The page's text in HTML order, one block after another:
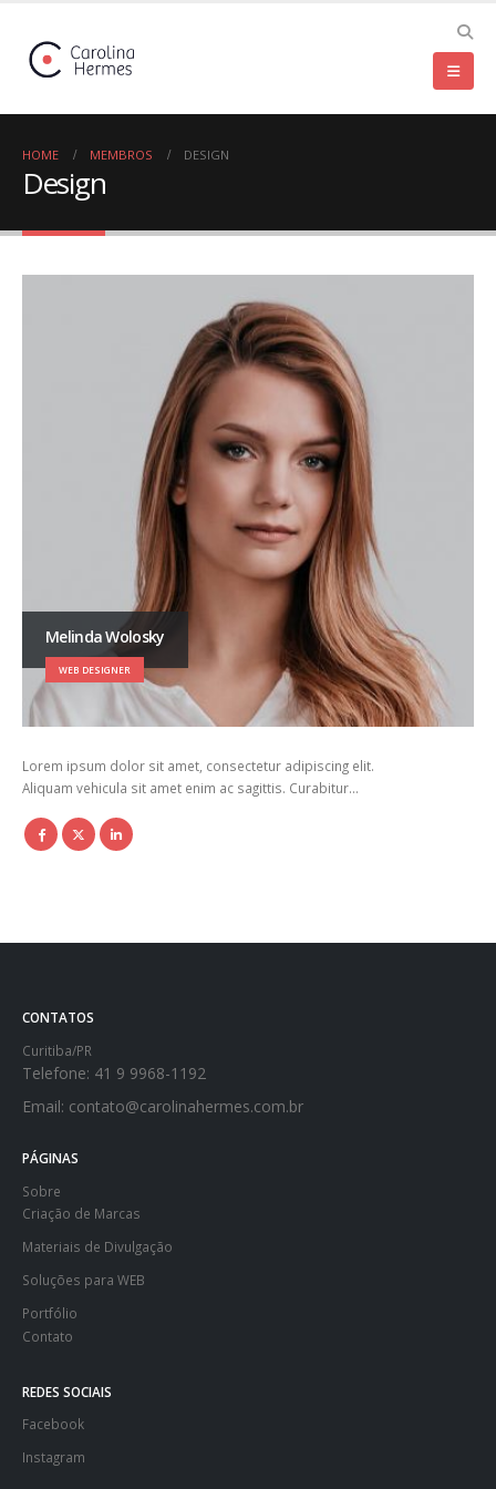
HOME MEMBROS DESIGN
Design
Melinda Wolosky
WEB DESIGNER
Lorem ipsum dolor sit amet, consectetur adipiscing elit.
Aliquam vehicula sit amet enim ac sagittis. Curabitur…
CONTATOS
Curitiba/PR
Telefone: 41 9 9968-1192
Email: contato@carolinahermes.com.br
PÁGINAS
Sobre
Criação de Marcas
Materiais de Divulgação
Soluções para WEB
Portfólio
Contato
REDES SOCIAIS
Facebook
Instagram